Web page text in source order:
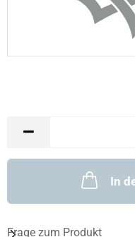
In
Frage zum Produkt